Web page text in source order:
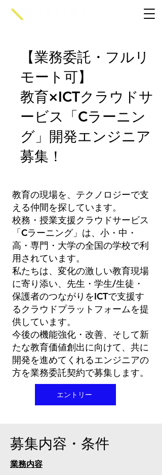
【業務委託・フルリ
モート可】
教育×ICTクラウドサ
ービス「Cラーニン
グ」開発エンジニア
募集！
教育の現場を、テクノロジーで支
える仲間を探しています。
校務・授業支援クラウドサービス
「Cラーニング」は、小・中・
高・専門・大学の全国の学校で利
用されています。
私たちは、変化の激しい教育現場
に寄り添い、先生・学生/生徒・
保護者のつながりをICTで支援す
るクラウドプラットフォームを提
供しています。
今後の機能強化・改善、そして新
たな教育価値創出に向けて、共に
開発を進めてくれるエンジニアの
方を業務委託契約で募集します。
エントリー
​募集内容・条件
​業務内容